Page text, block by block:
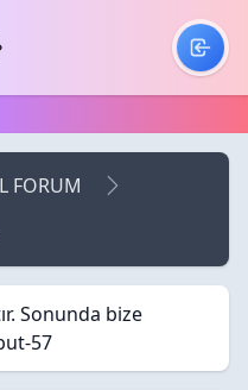
FORUM
Sonunda bize
57